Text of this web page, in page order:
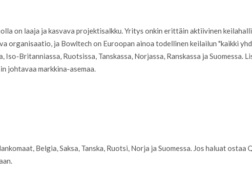
on laaja ja kasvava projektisalkku. Yritys onkin erittäin aktiivinen
organisaatio, ja Bowltech on Euroopan ainoa todellinen keilailun "kaikki
Britanniassa, Ruotsissa, Tanskassa, Norjassa, Ranskassa ja Suomessa.
johtavaa markkina-asemaa.
Belgia, Saksa, Tanska, Ruotsi, Norja ja Suomessa. Jos haluat